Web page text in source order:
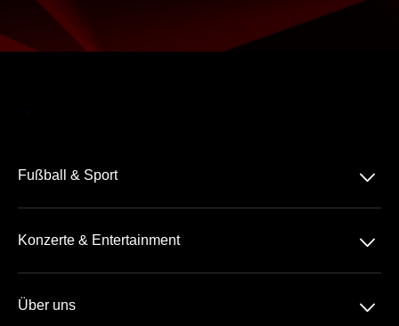
Fußball & Sport 􀆈
3. Liga
Konzerte & Entertainment 􀆈
Über uns 􀆈